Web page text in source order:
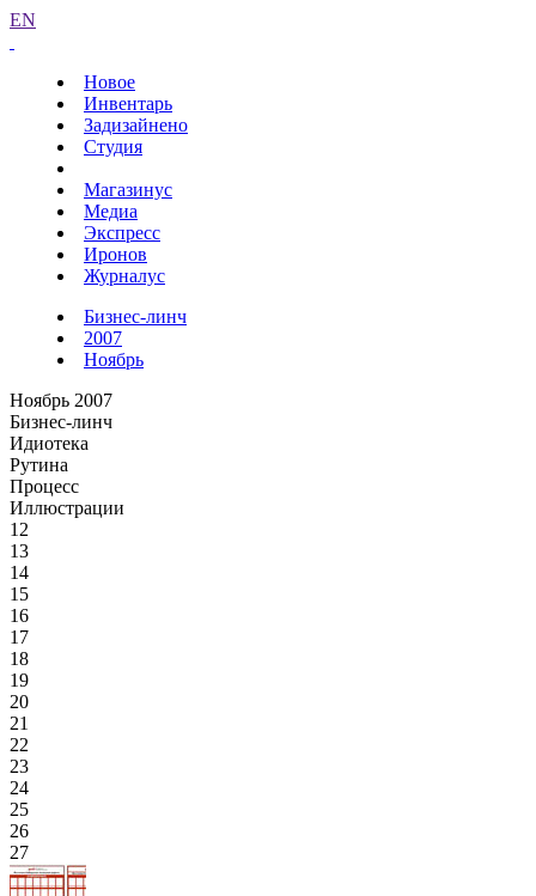
EN
Новое
Инвентарь
Задизайнено
Студия
Магазинус
Медиа
Экспресс
Иронов
Журналус
Бизнес-линч
2007
Ноябрь
Ноябрь 2007
Бизнес-линч
Идиотека
Рутина
Процесс
Иллюстрации
12
13
14
15
16
17
18
19
20
21
22
23
24
25
26
27